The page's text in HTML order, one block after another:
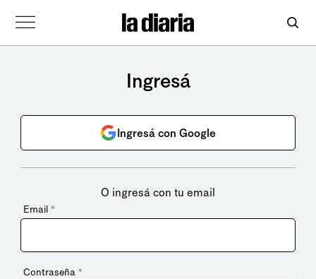
Ingresá
Ingresá con Google
O ingresá con tu email
Email *
Contraseña *